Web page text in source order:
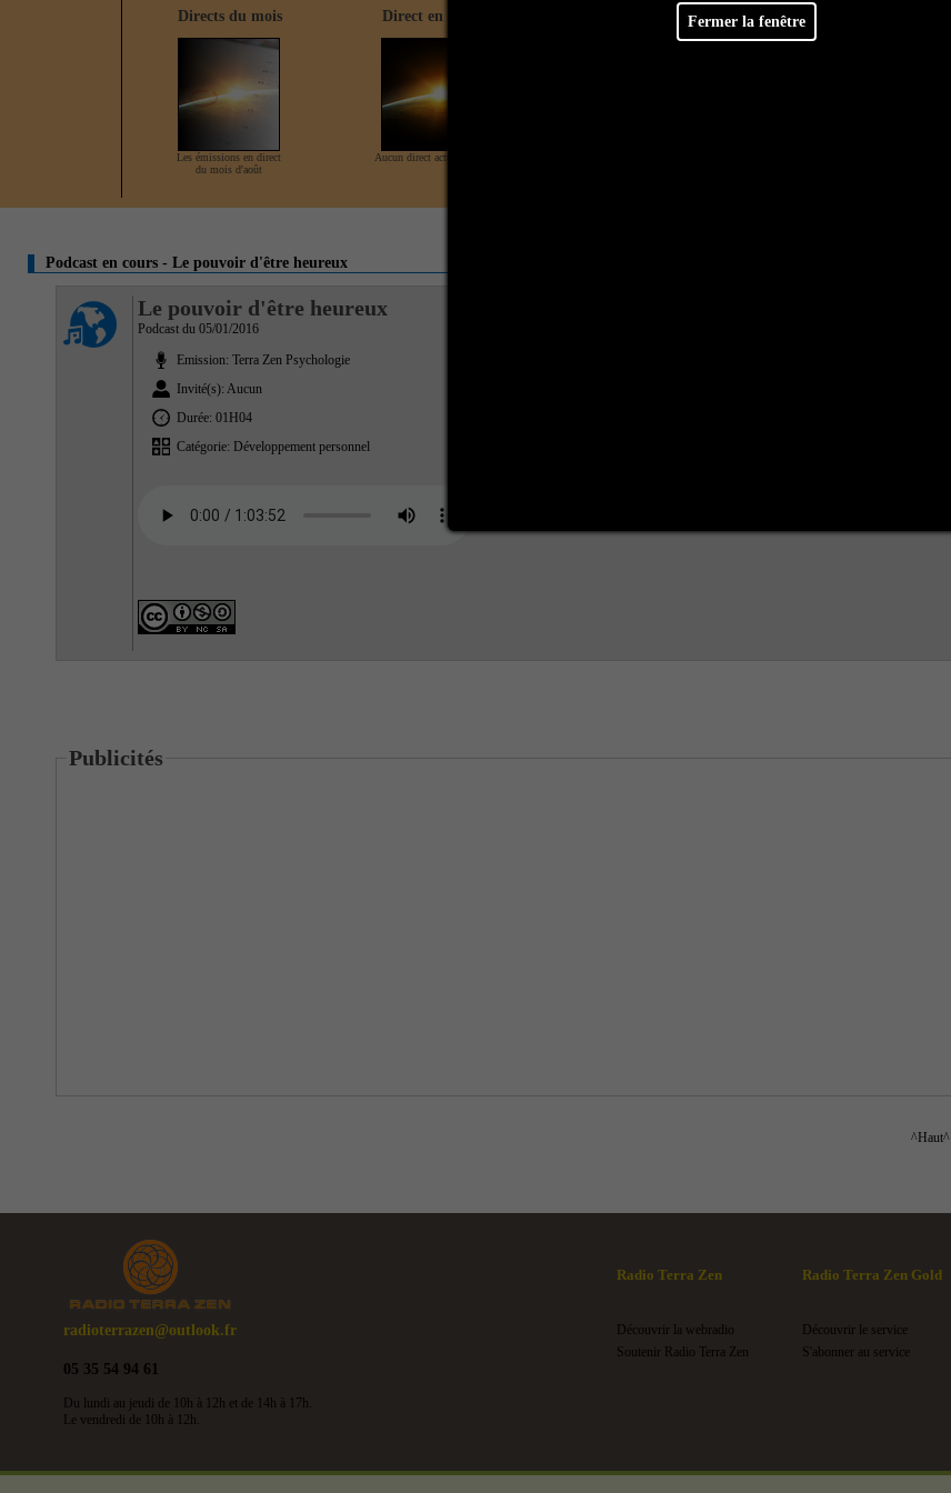
Directs du mois
Les émissions en direct
du mois d'août
Direct en cours
Aucun direct actuellement
Retrouvez-nous sur
Podcast en cours - Le pouvoir d'être heureux
Le pouvoir d'être heureux
Podcast du 05/01/2016
Emission: Terra Zen Psychologie
Invité(s): Aucun
Durée: 01H04
Catégorie: Développement personnel
Publicités
^Haut^
Radio Terra Zen Radio Terra Zen Gold
radioterrazen@outlook.fr Découvrir la webradio Découvrir le service
05 35 54 94 61
Du lundi au jeudi de 10h à 12h et de 14h à 17h.
Le vendredi de 10h à 12h.
Soutenir Radio Terra Zen S'abonner au service
Fermer la fenêtre